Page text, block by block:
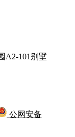
A2-101别墅
公网安备